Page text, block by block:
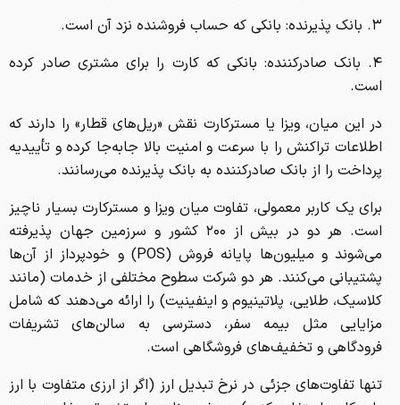
۳. بانک پذیرنده: بانکی که حساب فروشنده نزد آن است.
۴. بانک صادرکننده: بانکی که کارت را برای مشتری صادر کرده
است.
در این میان، ویزا یا مسترکارت نقش «ریل‌های قطار» را دارند که
اطلاعات تراکنش را با سرعت و امنیت بالا جابه‌جا کرده و تأییدیه
پرداخت را از بانک صادرکننده به بانک پذیرنده می‌رسانند.
برای یک کاربر معمولی، تفاوت میان ویزا و مسترکارت بسیار ناچیز
است. هر دو در بیش از ۲۰۰ کشور و سرزمین جهان پذیرفته
می‌شوند و میلیون‌ها پایانه فروش (POS) و خودپرداز از آن‌ها
پشتیبانی می‌کنند. هر دو شرکت سطوح مختلفی از خدمات (مانند
کلاسیک، طلایی، پلاتینیوم و اینفینیت) را ارائه می‌دهند که شامل
مزایایی مثل بیمه سفر، دسترسی به سالن‌های تشریفات
فرودگاهی و تخفیف‌های فروشگاهی است.
تنها تفاوت‌های جزئی در نرخ تبدیل ارز (اگر از ارزی متفاوت با ارز